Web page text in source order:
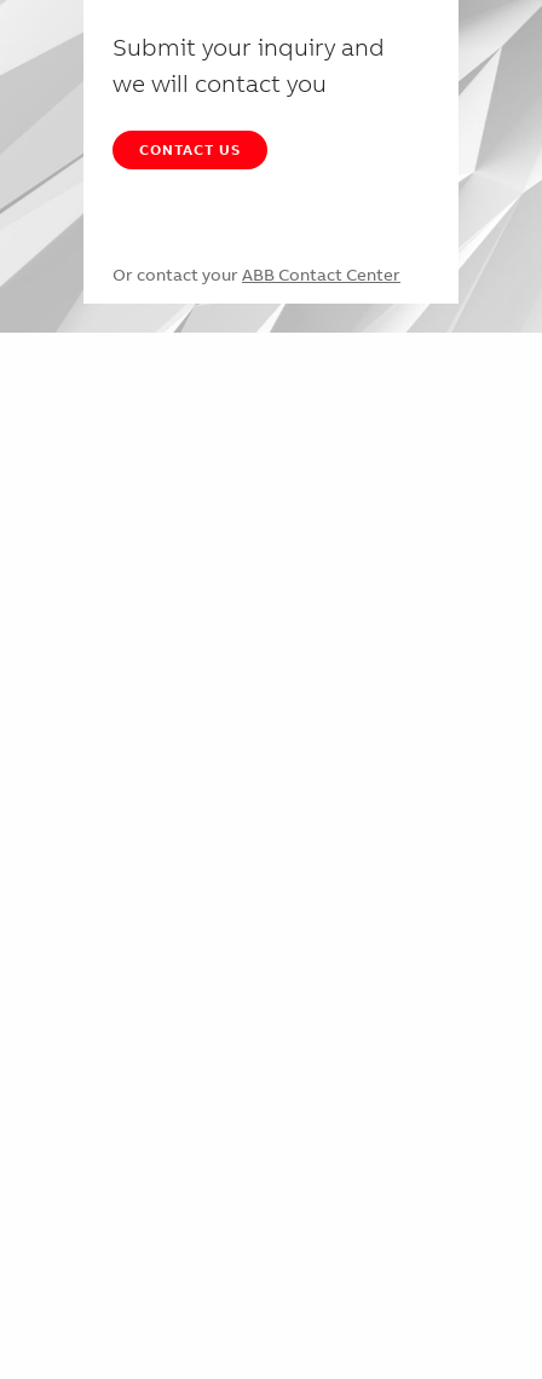
Submit your inquiry and
we will contact you
CONTACT US
Or contact your ABB Contact Center